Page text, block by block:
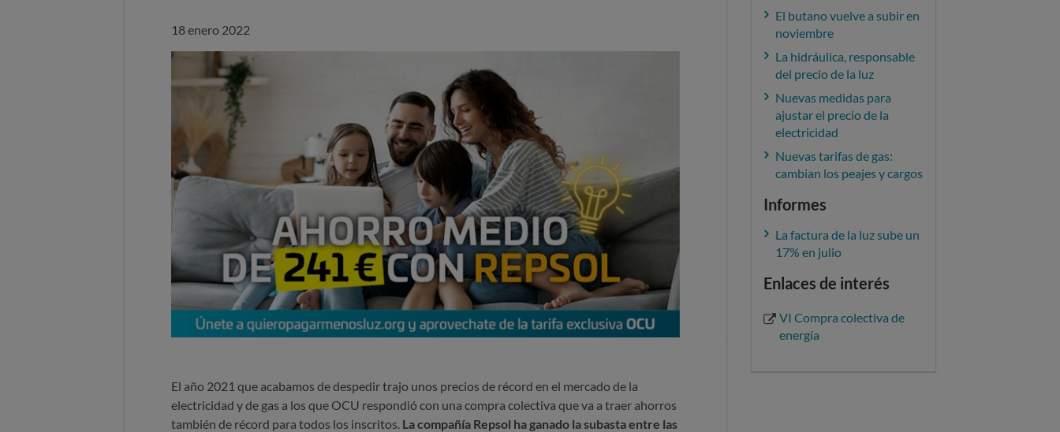
18 enero 2022
El año 2021 que acabamos de despedir trajo unos precios de récord en el mercado de la
electricidad y de gas a los que OCU respondió con una compra colectiva que va a traer ahorros
también de récord para todos los inscritos. La compañía Repsol ha ganado la subasta entre las
El butano vuelve a subir en
noviembre
La hidráulica, responsable
del precio de la luz
Nuevas medidas para
ajustar el precio de la
electricidad
Nuevas tarifas de gas:
cambian los peajes y cargos
Informes
La factura de la luz sube un
17% en julio
Enlaces de interés
VI Compra colectiva de
energía